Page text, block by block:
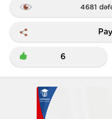
4681
6